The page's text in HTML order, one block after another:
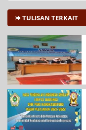
TULISAN TERKAIT